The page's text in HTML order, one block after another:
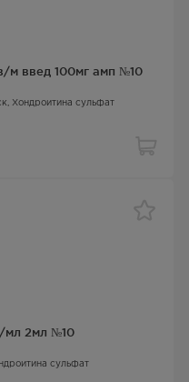
введ 100мг амп №10
Хондроитина сульфат
мл 2мл №10
сульфат